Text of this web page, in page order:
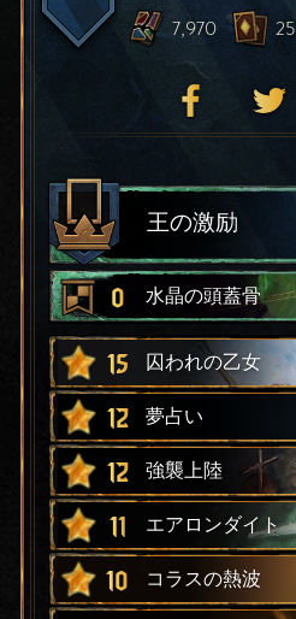
7,970 25
王の激励
0 水晶の頭蓋骨
15 囚われの乙女
12 夢占い
12 強襲上陸
11 エアロンダイト
10 コラスの熱波